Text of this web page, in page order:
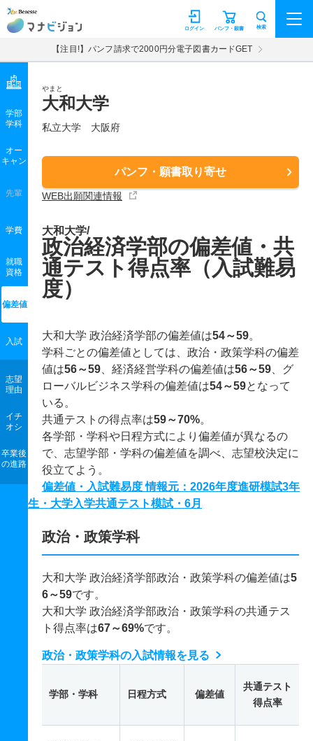
マナビジョン パンフ・願書
ログイン 検索
【注目!】パンフ請求で2000円分電子図書カードGET
やまと
大和大学
私立大学 大阪府
パンフ・願書取り寄せ
WEB出願関連情報
学部
学科
オー
キャン
先輩
学費
就職
資格
偏差値
入試
志望
理由
イチ
オシ
卒業後
の進路
大和大学/
政治経済学部の偏差値・共
通テスト得点率（入試難易
度）
大和大学 政治経済学部の偏差値は54～59。
学科ごとの偏差値としては、政治・政策学科の偏差
値は56～59 、経済経営学科の偏差値は56～59 、グ
ローバルビジネス学科の偏差値は54～59となって
いる。
共通テストの得点率は59～70%。
各学部・学科や日程方式により偏差値が異なるの
で、志望学部・学科の偏差値を調べ、志望校決定に
役立てよう。
偏差値・入試難易度 情報元：2026年度進研模試3年
生・大学入学共通テスト模試・6月
政治・政策学科
大和大学 政治経済学部政治・政策学科の偏差値は5
6～59です。
大和大学 政治経済学部政治・政策学科の共通テス
ト得点率は67～69%です。
政治・政策学科の入試情報を見る
学部・学科 日程方式 偏差値
共通テスト
得点率